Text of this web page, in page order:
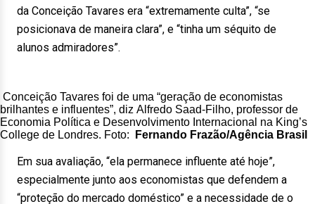
da Conceição Tavares era “extremamente culta”, “se
posicionava de maneira clara”, e “tinha um séquito de
alunos admiradores”.
Conceição Tavares foi de uma “geração de economistas
brilhantes e influentes”, diz Alfredo Saad-Filho, professor de
Economia Política e Desenvolvimento Internacional na King’s
College de Londres. Foto:
Fernando Frazão/Agência Brasil
Em sua avaliação, “ela permanece influente até hoje”,
especialmente junto aos economistas que defendem a
“proteção do mercado doméstico” e a necessidade de o